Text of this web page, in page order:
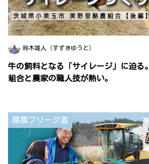
鈴木雄人（すずきゆうと）
牛の飼料となる「サイレージ」に迫る
組合と農家の職人技が熱い。
酪農フリーク道